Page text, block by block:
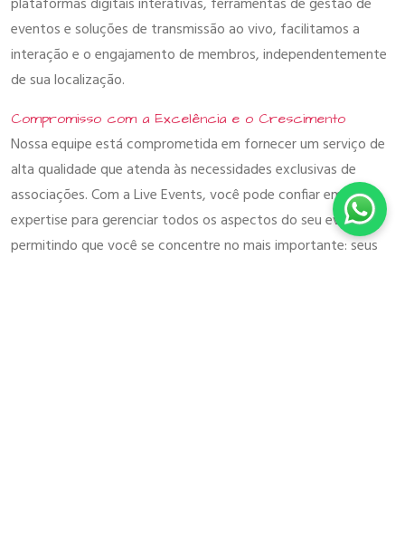
eventos e soluções de transmissão ao vivo, facilitamos a
interação e o engajamento de membros, independentemente
de sua localização.
Compromisso com a Excelência e o Crescimento
Nossa equipe está comprometida em fornecer um serviço de
alta qualidade que atenda às necessidades exclusivas de
associações. Com a Live Events, você pode confiar em nossa
expertise para gerenciar todos os aspectos do seu evento,
permitindo que você se concentre no mais importante: seus